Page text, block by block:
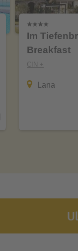
Im
Breakfast
CIN +
Lana